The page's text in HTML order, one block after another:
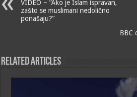
VIDEO – “Ako je Islam ispravan,
zašto se muslimani nedolično
ponašaju?”
BBC
Related Articles